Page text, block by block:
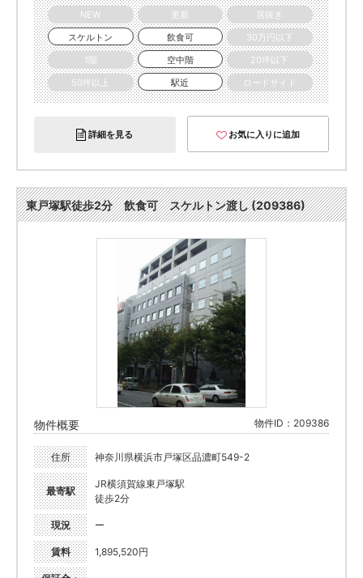
NEW
更新
居抜き
スケルトン
飲食可
30万円以下
1階
空中階
20坪以下
50坪以上
駅近 ロードサイド
詳細を見る お気に入りに追加
東戸塚駅徒歩2分 飲食可 スケルトン渡し (209386)
物件概要 物件ID：209386
住所 神奈川県横浜市戸塚区品濃町549-2
最寄駅
JR横須賀線東戸塚駅
徒歩2分
現況 ー
賃料 1,895,520円